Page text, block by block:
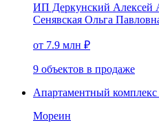
ИП Деркунский Алексей
Сенявская Ольга
от 7.9 млн ₽
9 объектов в продаже
Апартаментный
Мореин